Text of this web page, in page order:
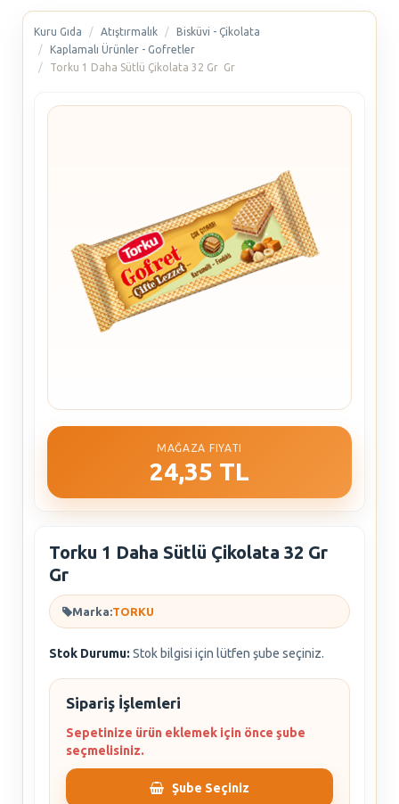
Kuru Gıda Atıştırmalık
Bisküvi - Çikolata
Kaplamalı Ürünler - Gofretler
Torku 1 Daha Sütlü Çikolata 32 Gr Gr
MAĞAZA FIYATI
24,35 TL
Torku 1 Daha Sütlü Çikolata 32 Gr
Gr
Marka:TORKU
Stok Durumu: Stok bilgisi için lütfen şube seçiniz.
Sipariş İşlemleri
Sepetinize ürün eklemek için önce şube
seçmelisiniz.
Şube Seçiniz